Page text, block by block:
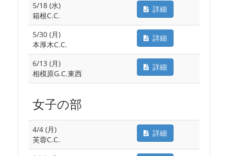
5/18 (水)
箱根C.C.
詳細
5/30 (月)
本厚木C.C.
詳細
6/13 (月)
相模原G.C.東西
詳細
女子の部
4/4 (月)
芙蓉C.C.
詳細